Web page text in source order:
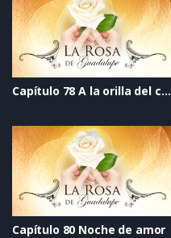
Capítulo 78 A la orilla del cielo
Capítulo 80 Noche de amor